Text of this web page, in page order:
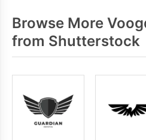
Browse More
from Shutterstock